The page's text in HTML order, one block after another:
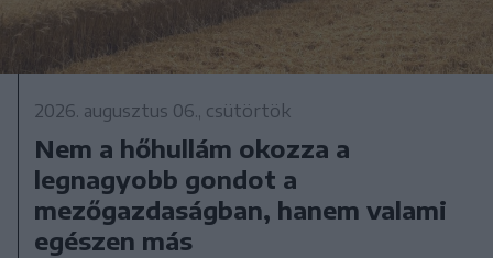
2026. augusztus 06., csütörtök
Nem a hőhullám okozza a
legnagyobb gondot a
mezőgazdaságban, hanem valami
egészen más